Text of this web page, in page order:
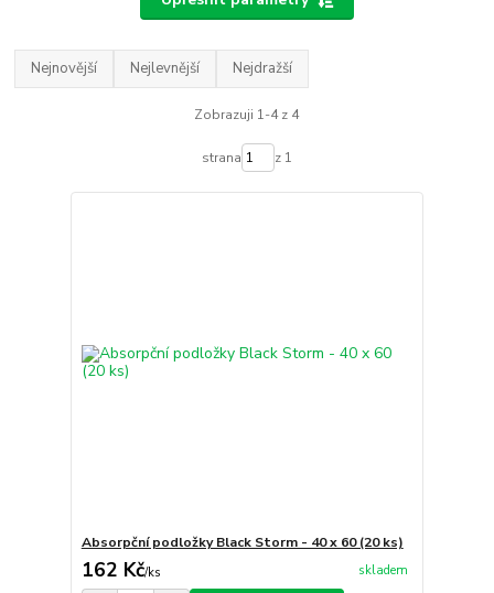
Nejnovější Nejlevnější Nejdražší
Zobrazuji 1-4 z 4
strana z 1
Absorpční podložky Black Storm - 40 x 60 (20 ks)
162 Kč/ks skladem